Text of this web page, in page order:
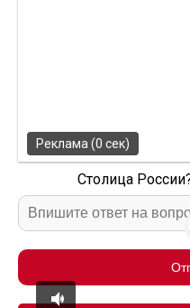
Столица
Реклама (0 сек)